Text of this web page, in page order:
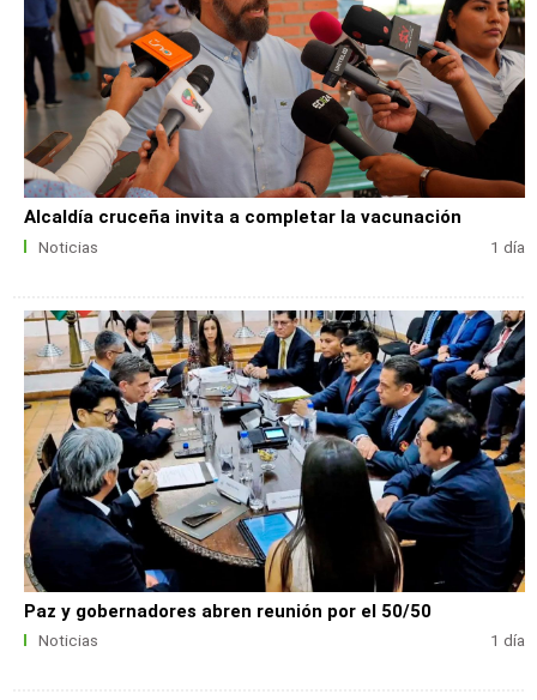
Alcaldía cruceña invita a completar la vacunación
Noticias 1 día
Paz y gobernadores abren reunión por el 50/50
Noticias 1 día